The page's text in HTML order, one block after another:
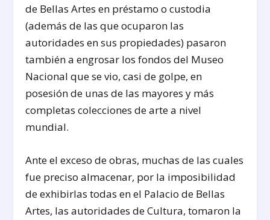
de Bellas Artes en préstamo o custodia
(además de las que ocuparon las
autoridades en sus propiedades) pasaron
también a engrosar los fondos del Museo
Nacional que se vio, casi de golpe, en
posesión de unas de las mayores y más
completas colecciones de arte a nivel
mundial.
Ante el exceso de obras, muchas de las cuales
fue preciso almacenar, por la imposibilidad
de exhibirlas todas en el Palacio de Bellas
Artes, las autoridades de Cultura, tomaron la